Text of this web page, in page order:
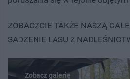
ZOBACZCIE TAKŻE NASZĄ
SADZENIE LASU Z